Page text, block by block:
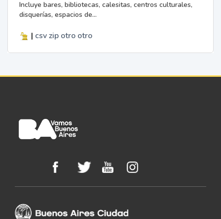
Incluye bares, bibliotecas, calesitas, centros culturales,
disquerías, espacios de...
| csv zip otro otro